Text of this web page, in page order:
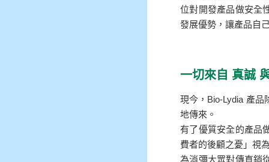
位對開發產品做安全
發展優勢，讓產品自
一切來自 真誠
現今，Bio-Lydia 產
地傳來。
有了優質安全的產品
費者的後顧之憂」視
為消彌大眾對傳直銷